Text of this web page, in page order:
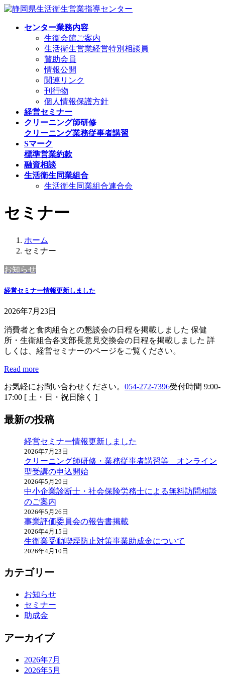
Skip
Skip
Navigation
センター業務内容
生衞会館ご案内
生活衛生営業経営特別相談員
賛助会員
情報公開
関連リンク
刊行物
個人情報保護方針
経営セミナー
クリーニング師研修
クリーニング業務従事者講習
Sマーク
標準営業約款
融資相談
生活衛生同業組合
生活衛生同業組合連合会
セミナー
ホーム
セミナー
お知らせ
経営セミナー情報更新しました
2026年7月23日
消費者と食肉組合との懇談会の日程を掲載しました 保健
所・生衛組合各支部長意見交換会の日程を掲載しました 詳
しくは、経営セミナーのページをご覧ください。
Read more
お気軽にお問い合わせください。 054-272-7396受付時間 9:00-
17:00 [ 土・日・祝日除く ]
最新の投稿
経営セミナー情報更新しました
2026年7月23日
クリーニング師研修・業務従事者講習等 オンライン
型受講の申込開始
2026年5月29日
中小企業診断士・社会保険労務士による無料訪問相談
のご案内
2026年5月26日
事業評価委員会の報告書掲載
2026年4月15日
生衛業受動喫煙防止対策事業助成金について
2026年4月10日
カテゴリー
お知らせ
セミナー
助成金
アーカイブ
2026年7月
2026年5月